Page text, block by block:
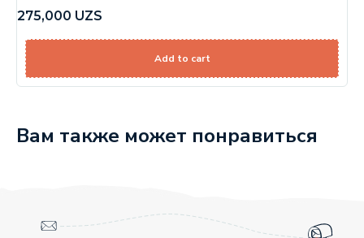
275,000 UZS
Add to cart
Вам также может понравиться